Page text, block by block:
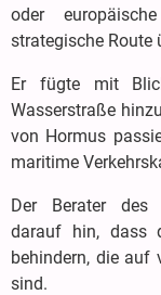
oder
strategische Route
Er fügte mit
Wasserstraße
von Hormus
maritime
Der Berater des
darauf hin, dass
behindern, die auf
sind.